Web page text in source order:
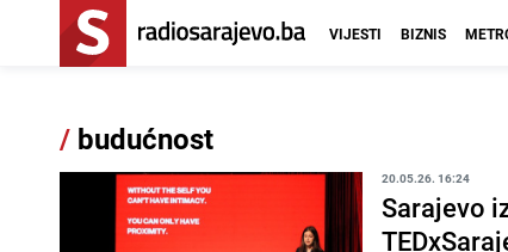
VIJESTI BIZNIS
/ budućnost
20.05.26. 16:24
Sarajevo